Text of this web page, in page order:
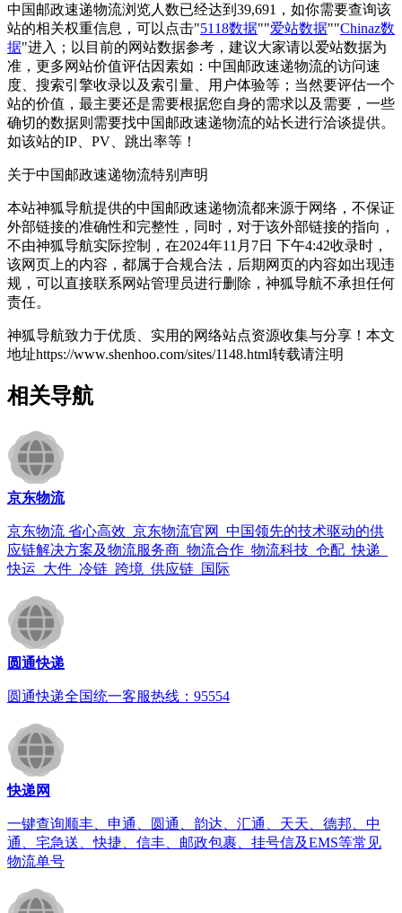
中国邮政速递物流浏览人数已经达到39,691，如你需要查询该
站的相关权重信息，可以点击"5118数据""爱站数据""Chinaz数
据"进入；以目前的网站数据参考，建议大家请以爱站数据为
准，更多网站价值评估因素如：中国邮政速递物流的访问速
度、搜索引擎收录以及索引量、用户体验等；当然要评估一个
站的价值，最主要还是需要根据您自身的需求以及需要，一些
确切的数据则需要找中国邮政速递物流的站长进行洽谈提供。
如该站的IP、PV、跳出率等！
关于中国邮政速递物流特别声明
本站神狐导航提供的中国邮政速递物流都来源于网络，不保证
外部链接的准确性和完整性，同时，对于该外部链接的指向，
不由神狐导航实际控制，在2024年11月7日 下午4:42收录时，
该网页上的内容，都属于合规合法，后期网页的内容如出现违
规，可以直接联系网站管理员进行删除，神狐导航不承担任何
责任。
神狐导航致力于优质、实用的网络站点资源收集与分享！ 本文
地址https://www.shenhoo.com/sites/1148.html转载请注明
相关导航
京东物流
京东物流 省心高效_京东物流官网_中国领先的技术驱动的供
应链解决方案及物流服务商_物流合作_物流科技_仓配_快递_
快运_大件_冷链_跨境_供应链_国际
圆通快递
圆通快递全国统一客服热线：95554
快递网
一键查询顺丰、申通、圆通、韵达、汇通、天天、德邦、中
通、宅急送、快捷、信丰、邮政包裹、挂号信及EMS等常见
物流单号